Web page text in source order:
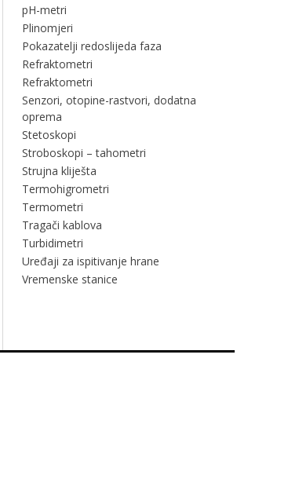
pH-metri
Plinomjeri
Pokazatelji redoslijeda faza
Refraktometri
Refraktometri
Senzori, otopine-rastvori, dodatna
oprema
Stetoskopi
Stroboskopi – tahometri
Strujna kliješta
Termohigrometri
Termometri
Tragači kablova
Turbidimetri
Uređaji za ispitivanje hrane
Vremenske stanice